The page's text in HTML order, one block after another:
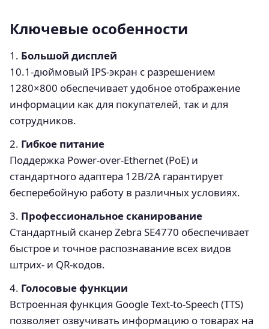
Ключевые особенности
1. Большой дисплей
10.1-дюймовый IPS-экран с разрешением
1280×800 обеспечивает удобное отображение
информации как для покупателей, так и для
сотрудников.
2. Гибкое питание
Поддержка Power-over-Ethernet (PoE) и
стандартного адаптера 12В/2А гарантирует
бесперебойную работу в различных условиях.
3. Профессиональное сканирование
Стандартный сканер Zebra SE4770 обеспечивает
быстрое и точное распознавание всех видов
штрих- и QR-кодов.
4. Голосовые функции
Встроенная функция Google Text-to-Speech (TTS)
позволяет озвучивать информацию о товарах на